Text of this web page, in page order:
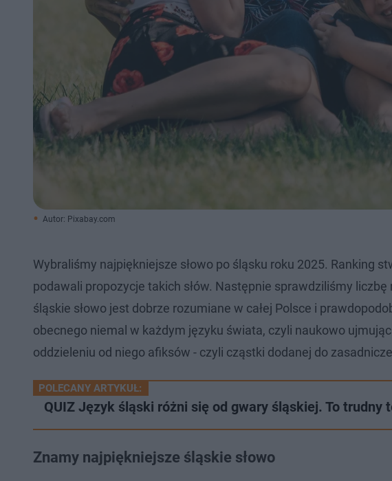
Autor: Pixabay.com
Wybraliśmy najpiękniejsze słowo po śląsku roku 2025. Ranking
podawali propozycje takich słów. Następnie sprawdziliśmy
śląskie słowo jest dobrze rozumiane w całej Polsce i
obecnego niemal w każdym języku świata, czyli naukowo
oddzieleniu od niego afiksów - czyli cząstki dodanej do
POLECANY ARTYKUŁ:
QUIZ Język śląski różni się od gwary śląskiej. To trudny
Znamy najpiękniejsze śląskie słowo